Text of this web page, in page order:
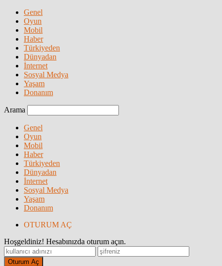
Genel
Oyun
Mobil
Haber
Türkiyeden
Dünyadan
İnternet
Sosyal Medya
Yaşam
Donanım
Arama
Genel
Oyun
Mobil
Haber
Türkiyeden
Dünyadan
İnternet
Sosyal Medya
Yaşam
Donanım
OTURUM AÇ
Hoşgeldiniz! Hesabınızda oturum açın.